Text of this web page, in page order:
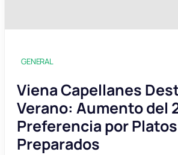
GENERAL
Viena Capellanes
Verano: Aumento del
Preferencia por Platos
Preparados